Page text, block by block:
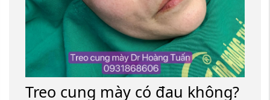
Treo cung mày có đau không?